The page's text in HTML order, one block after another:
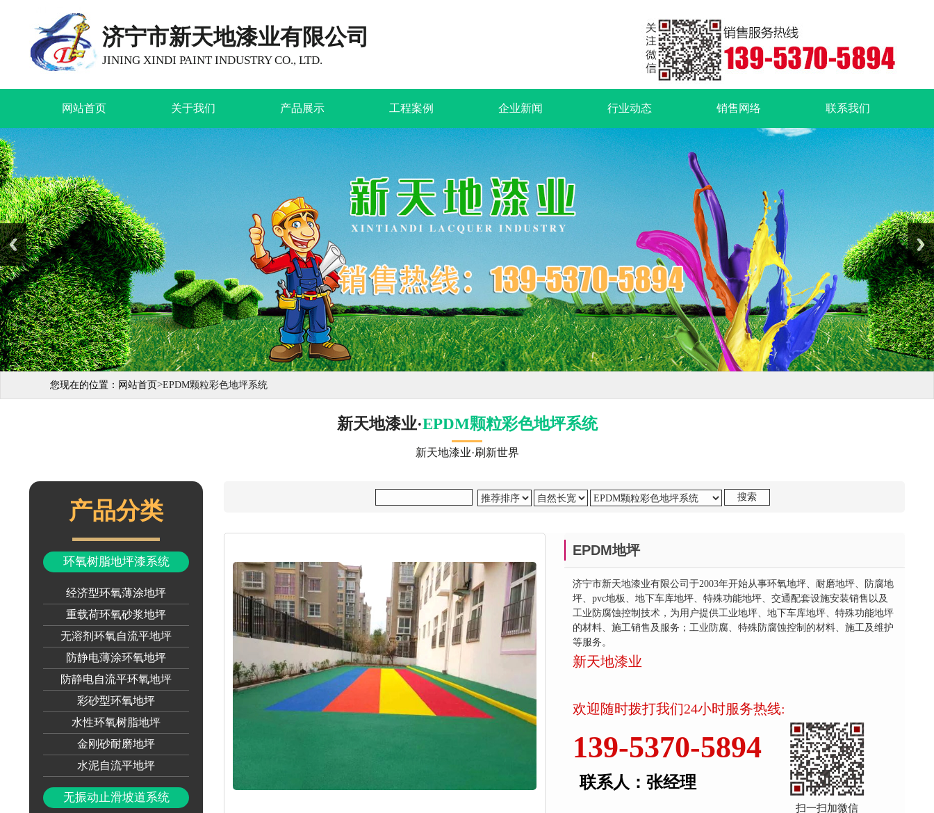
济宁市新天地漆业有限公司
JINING XINDI PAINT INDUSTRY CO., LTD.
网站首页 关于我们 产品展示 工程案例 企业新闻 行业动态 销售网络 联系我们
您现在的位置： 网站首页>EPDM颗粒彩色地坪系统
新天地漆业·EPDM颗粒彩色地坪系统
新天地漆业·刷新世界
产品分类
环氧树脂地坪漆系统
经济型环氧薄涂地坪
重载荷环氧砂浆地坪
无溶剂环氧自流平地坪
防静电薄涂环氧地坪
防静电自流平环氧地坪
彩砂型环氧地坪
水性环氧树脂地坪
金刚砂耐磨地坪
水泥自流平地坪
无振动止滑坡道系统
EPDM地坪
济宁市新天地漆业有限公司于2003年开始从事环氧地坪、耐磨地坪、防腐地
坪、pvc地板、地下车库地坪、特殊功能地坪、交通配套设施安装销售以及
工业防腐蚀控制技术，为用户提供工业地坪、地下车库地坪、特殊功能地坪
的材料、施工销售及服务；工业防腐、特殊防腐蚀控制的材料、施工及维护
等服务。
新天地漆业
欢迎随时拨打我们24小时服务热线:
139-5370-5894
联系人：张经理
扫一扫加微信